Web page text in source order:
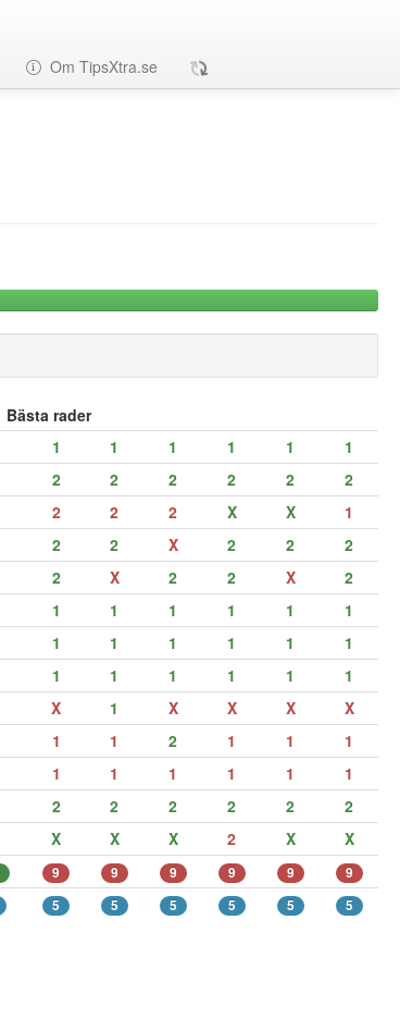
Om TipsXtra.se
Bästa rader
1 1 1 1 1
1
2 2 2 2 2
2
2 2 2 X X
1
2 2 X 2 2
2
2 X 2 2 X
2
1 1 1 1 1
1
1 1 1 1 1
1
1 1 1 1 1
1
X 1 X X X
X
1 1 2 1 1
1
1 1 1 1 1
1
2 2 2 2 2
2
X X X 2 X
X
9 9 9 9 9 9
5 5 5 5 5 5